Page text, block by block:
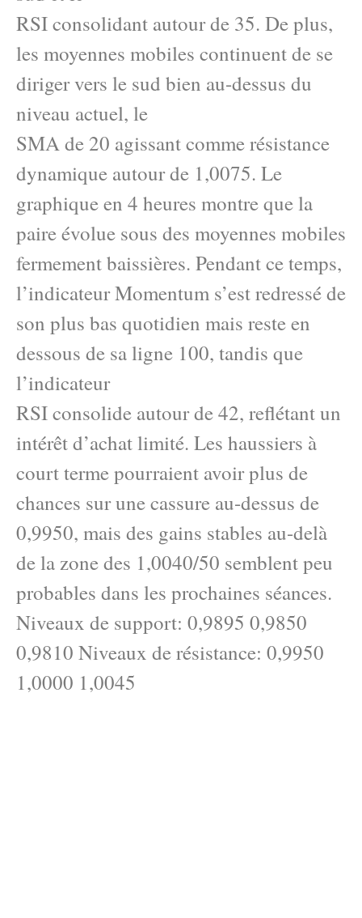
RSI consolidant autour de 35. De plus,
les moyennes mobiles continuent de se
diriger vers le sud bien au-dessus du
niveau actuel, le
SMA de 20 agissant comme résistance
dynamique autour de 1,0075. Le
graphique en 4 heures montre que la
paire évolue sous des moyennes mobiles
fermement baissières. Pendant ce temps,
l’indicateur Momentum s’est redressé de
son plus bas quotidien mais reste en
dessous de sa ligne 100, tandis que
l’indicateur
RSI consolide autour de 42, reflétant un
intérêt d’achat limité. Les haussiers à
court terme pourraient avoir plus de
chances sur une cassure au-dessus de
0,9950, mais des gains stables au-delà
de la zone des 1,0040/50 semblent peu
probables dans les prochaines séances.
Niveaux de support: 0,9895 0,9850
0,9810 Niveaux de résistance: 0,9950
1,0000 1,0045